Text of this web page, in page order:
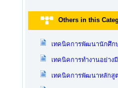
Others in this
เทคนิคการพัฒนานักศึก
เทคนิคการทำงานอย่า
เทคนิคการพัฒนาหลักสู